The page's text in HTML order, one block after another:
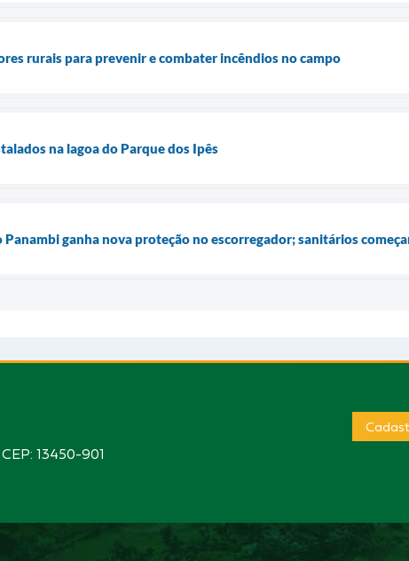
rurais para prevenir e combater incêndios no campo
na lagoa do Parque dos Ipês
ganha nova proteção no escorregador; sanitários
13450-901